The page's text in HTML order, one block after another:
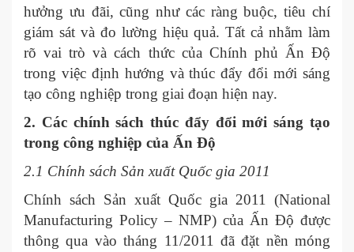
hưởng ưu đãi, cũng như các ràng buộc, tiêu chí
giám sát và đo lường hiệu quả. Tất cả nhằm làm
rõ vai trò và cách thức của Chính phủ Ấn Độ
trong việc định hướng và thúc đẩy đổi mới sáng
tạo công nghiệp trong giai đoạn hiện nay.
2. Các chính sách thúc đẩy đổi mới sáng tạo
trong công nghiệp của Ấn Độ
2.1 Chính sách Sản xuất Quốc gia 2011
Chính sách Sản xuất Quốc gia 2011 (National
Manufacturing Policy – NMP) của Ấn Độ được
thông qua vào tháng 11/2011 đã đặt nền móng